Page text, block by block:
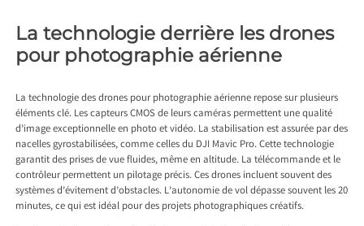
La technologie derrière les drones
pour photographie aérienne
La technologie des drones pour photographie aérienne repose sur plusieurs
éléments clé. Les capteurs CMOS de leurs caméras permettent une qualité
d’image exceptionnelle en photo et vidéo. La stabilisation est assurée par des
nacelles gyrostabilisées, comme celles du DJI Mavic Pro. Cette technologie
garantit des prises de vue fluides, même en altitude. La télécommande et le
contrôleur permettent un pilotage précis. Ces drones incluent souvent des
systèmes d’évitement d’obstacles. L’autonomie de vol dépasse souvent les 20
minutes, ce qui est idéal pour des projets photographiques créatifs.